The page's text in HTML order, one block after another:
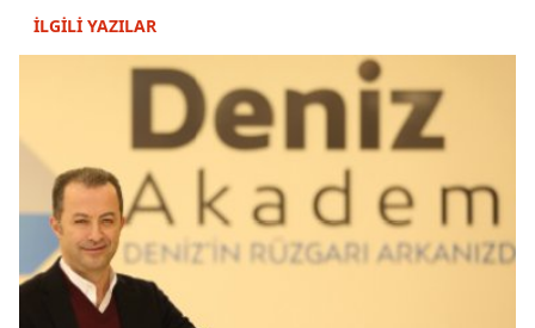
İLGİLİ YAZILAR